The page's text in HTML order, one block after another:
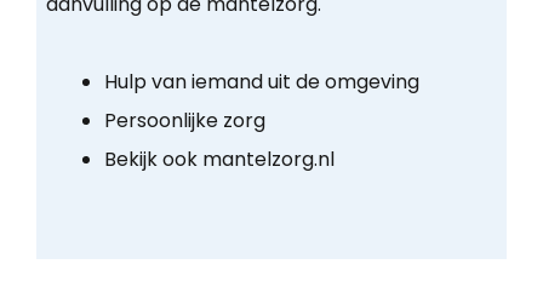
Hulp van iemand uit de omgeving
Persoonlijke zorg
Bekijk ook mantelzorg.nl